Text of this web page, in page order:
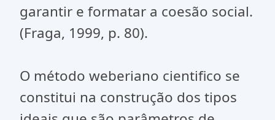
garantir e formatar a coesão social.
(Fraga, 1999, p. 80).
O método weberiano cientifico se
constitui na construção dos tipos